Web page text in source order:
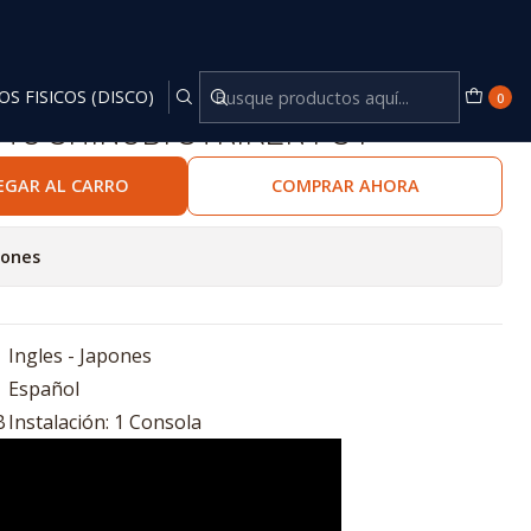
FISICOS (DISCO) 0
SHINOBI STRIKER PS4
AL CARRO COMPRAR AHORA
Ingles - Japones
Español
Instalación: 1 Consola